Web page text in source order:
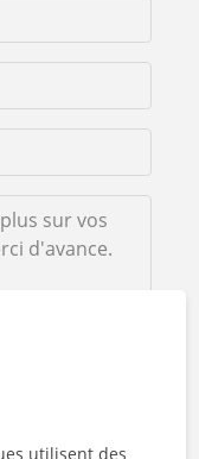
nos
utilisent des